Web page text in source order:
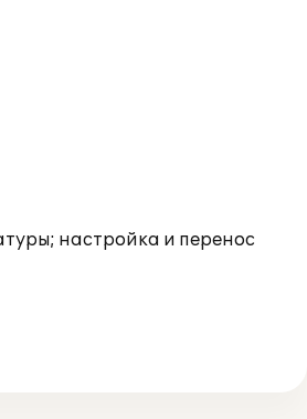
настройка и перенос